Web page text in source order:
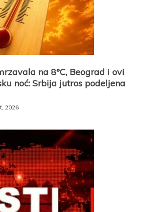
na 8°C, Beograd i ovi
noć: Srbija jutros podeljena
2026